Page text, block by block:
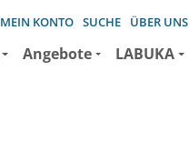
MEIN KONTO SUCHE ÜBER UNS
Angebote LABUKA